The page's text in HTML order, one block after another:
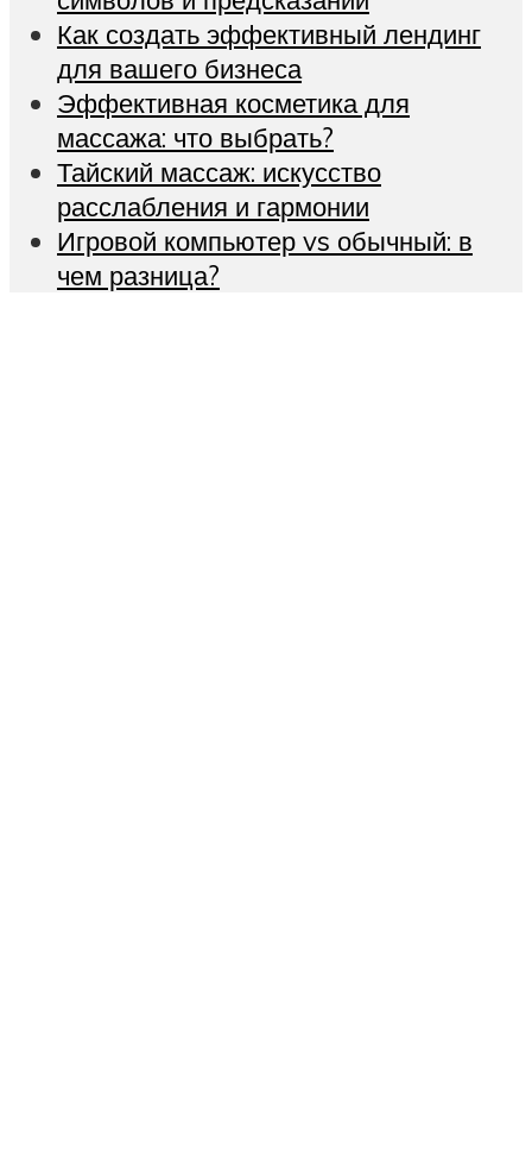
Как создать эффективный лендинг
для вашего бизнеса
Эффективная косметика для
массажа: что выбрать?
Тайский массаж: искусство
расслабления и гармонии
Игровой компьютер vs обычный: в
чем разница?